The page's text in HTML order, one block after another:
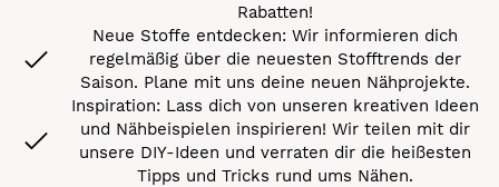
Rabatten!
Neue Stoffe entdecken: Wir informieren dich
regelmäßig über die neuesten Stofftrends der
Saison. Plane mit uns deine neuen Nähprojekte.
Inspiration: Lass dich von unseren kreativen Ideen
und Nähbeispielen inspirieren! Wir teilen mit dir
unsere DIY-Ideen und verraten dir die heißesten
Tipps und Tricks rund ums Nähen.